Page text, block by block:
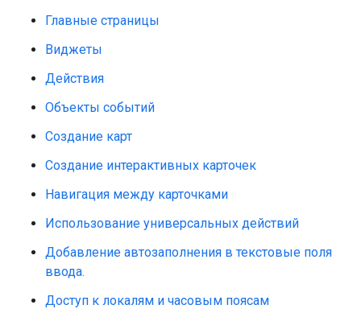
Главные страницы
Виджеты
Действия
Объекты событий
Создание карт
Создание интерактивных карточек
Навигация между карточками
Использование универсальных действий
Добавление автозаполнения в текстовые поля
ввода.
Доступ к локалям и часовым поясам